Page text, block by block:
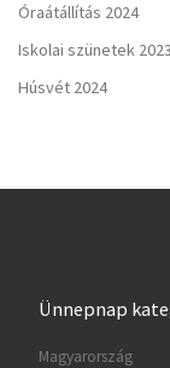
Óraátállítás 2024
Iskolai szünetek
Húsvét 2024
Ünnepnap
Magyarország